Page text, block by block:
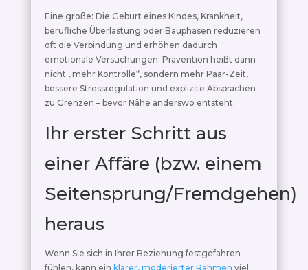
Eine große: Die Geburt eines Kindes, Krankheit,
berufliche Überlastung oder Bauphasen reduzieren
oft die Verbindung und erhöhen dadurch
emotionale Versuchungen. Prävention heißt dann
nicht „mehr Kontrolle“, sondern mehr Paar-Zeit,
bessere Stressregulation und explizite Absprachen
zu Grenzen – bevor Nähe anderswo entsteht.
Ihr erster Schritt aus
einer Affäre (bzw. einem
Seitensprung/Fremdgehen)
heraus
Wenn Sie sich in Ihrer Beziehung festgefahren
fühlen, kann ein klarer, moderierter Rahmen viel